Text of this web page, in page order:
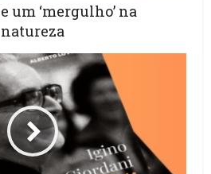
um ‘mergulho’ na
natureza